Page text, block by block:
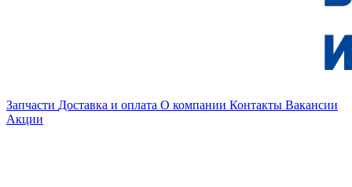
Запчасти Доставка и оплата О компании Контакты Вакансии
Акции